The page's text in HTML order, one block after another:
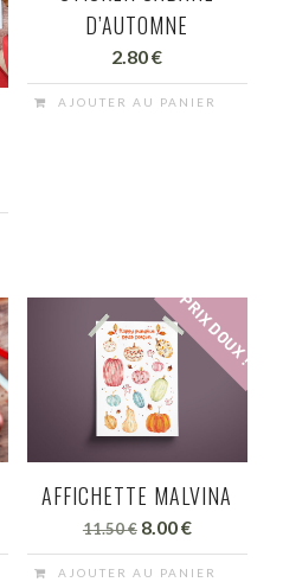
D’AUTOMNE
2.80€
AJOUTER AU PANIER
PRIX DOUX !
AFFICHETTE MALVINA
11.50€ Le
prix
8.00€Le
prix
AJOUTER AU PANIER